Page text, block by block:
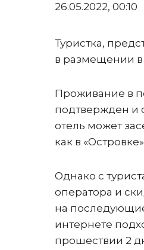
26.05.2022, 00:10
Туристка,
в размещении в
Проживание в
подтвержден и
отель может
как в
Однако с
оператора и
на последующие
интернете
прошествии 2